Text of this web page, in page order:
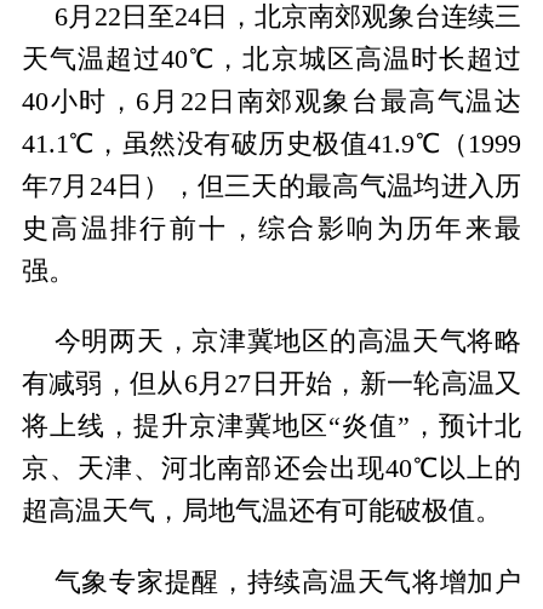
6月22日至24日，北京南郊观象台连续三
天气温超过40℃，北京城区高温时长超过
40小时，6月22日南郊观象台最高气温达
41.1℃，虽然没有破历史极值41.9℃（1999
年7月24日），但三天的最高气温均进入历
史高温排行前十，综合影响为历年来最
强。
今明两天，京津冀地区的高温天气将略
有减弱，但从6月27日开始，新一轮高温又
将上线，提升京津冀地区“炎值”，预计北
京、天津、河北南部还会出现40℃以上的
超高温天气，局地气温还有可能破极值。
气象专家提醒，持续高温天气将增加户